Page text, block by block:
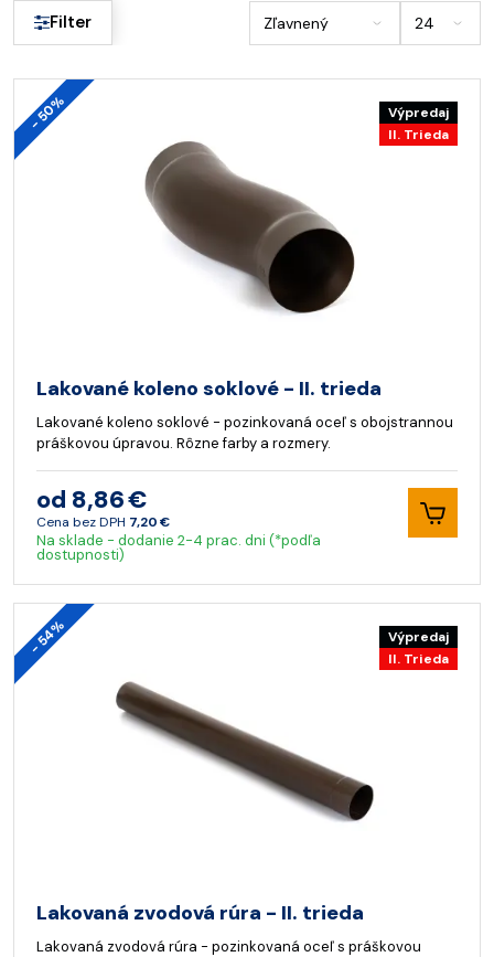
Filter
- 50%
Výpredaj
II. Trieda
Lakované koleno soklové - II. trieda
Lakované koleno soklové - pozinkovaná oceľ s obojstrannou
práškovou úpravou. Rôzne farby a rozmery.
od 8,86 €
Cena bez DPH 7,20 €
Na sklade - dodanie 2-4 prac. dni (*podľa
dostupnosti)
- 54%
Výpredaj
II. Trieda
Lakovaná zvodová rúra - II. trieda
Lakovaná zvodová rúra - pozinkovaná oceľ s práškovou